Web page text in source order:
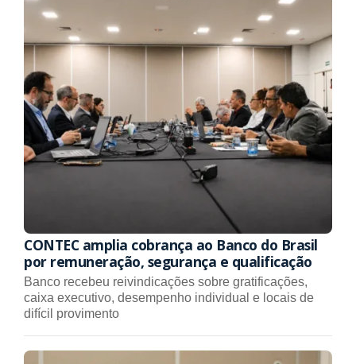
CONTEC amplia cobrança ao Banco do Brasil
por remuneração, segurança e qualificação
Banco recebeu reivindicações sobre gratificações,
caixa executivo, desempenho individual e locais de
difícil provimento